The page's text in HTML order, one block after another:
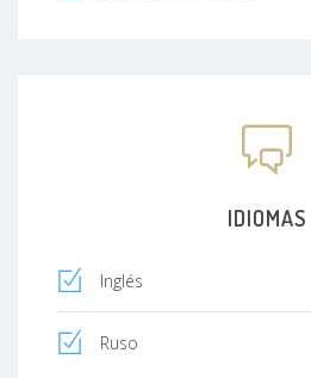
IDIOMAS
Inglés
Ruso